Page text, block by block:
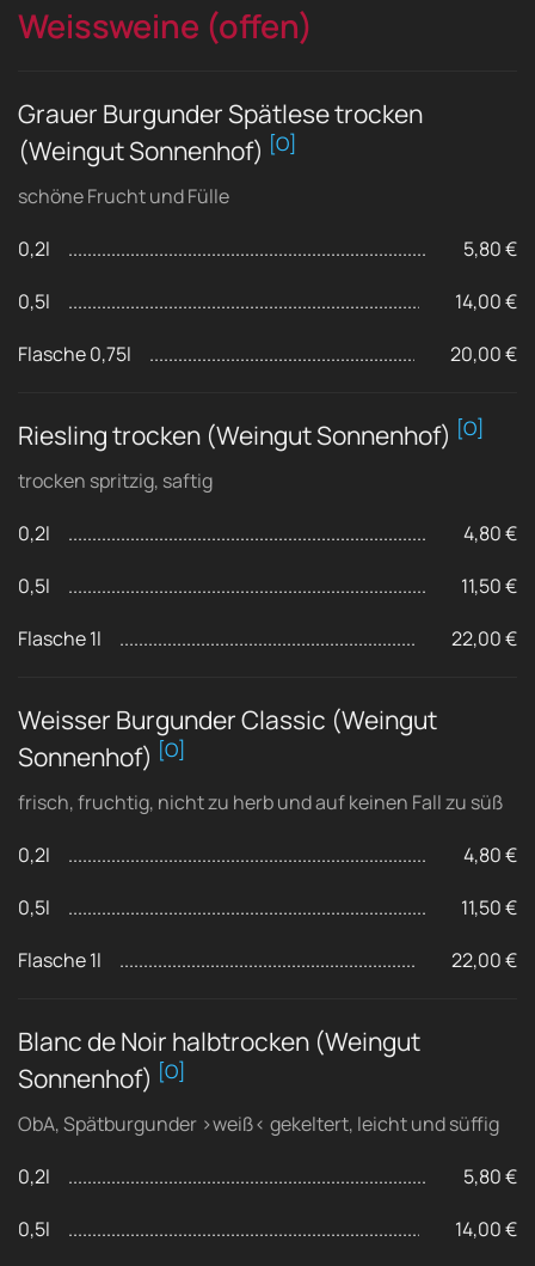
Weissweine (offen)
Grauer Burgunder Spätlese trocken
(Weingut Sonnenhof) [O]
schöne Frucht und Fülle
0,2l
5,80 €
0,5l
14,00 €
Flasche 0,75l
20,00 €
Riesling trocken (Weingut Sonnenhof) [O]
trocken spritzig, saftig
0,2l
4,80 €
0,5l
11,50 €
Flasche 1l
22,00 €
Weisser Burgunder Classic (Weingut
Sonnenhof) [O]
frisch, fruchtig, nicht zu herb und auf keinen Fall zu süß
0,2l
4,80 €
0,5l
11,50 €
Flasche 1l
22,00 €
Blanc de Noir halbtrocken (Weingut
Sonnenhof) [O]
ObA, Spätburgunder ›weiß‹ gekeltert, leicht und süffig
0,2l
5,80 €
0,5l
14,00 €